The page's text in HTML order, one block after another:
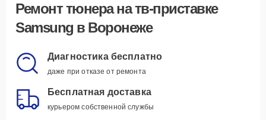
Ремонт тюнерана тв-приставке
Samsung в Воронеже
Диагностика бесплатно
даже при отказе от ремонта
Бесплатная доставка
курьером собственной службы